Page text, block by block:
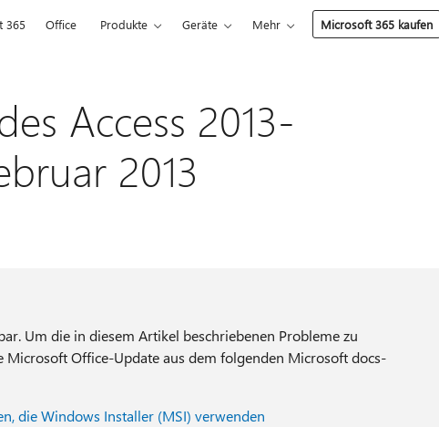
365 Office Produkte Geräte Mehr Microsoft 365 kaufen
Access 2013-
2013
Um die in diesem Artikel beschriebenen Probleme zu
Microsoft Office-Update aus dem folgenden Microsoft docs-
die Windows Installer (MSI) verwenden